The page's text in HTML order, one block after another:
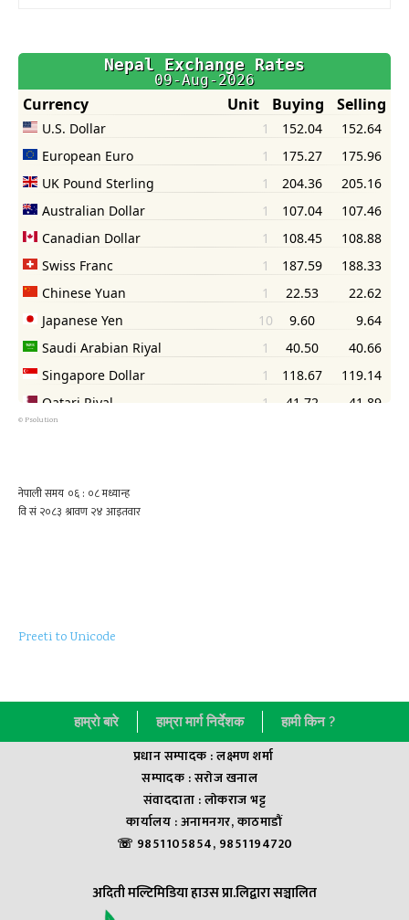
© Psolution
Preeti to Unicode
हाम्राे बारे हाम्रा मार्ग निर्देशक हामी किन ?
प्रधान सम्पादक : लक्ष्मण शर्मा
सम्पादक : सराेज खनाल
संवाददाता : लाेकराज भट्ट
कार्यालय : अनामनगर, काठमाडौं
☏ 9851105854, 9851194720
अदिती मल्टिमिडिया हाउस प्रा.लिद्वारा सञ्चालित